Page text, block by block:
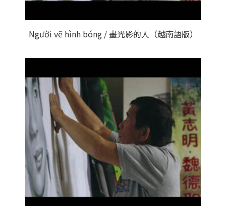
Người vẽ hình bóng / 畫光影的人（越南語版）